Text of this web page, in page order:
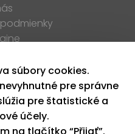
súbory cookies.
pre správne
pre štatistické a
účely.